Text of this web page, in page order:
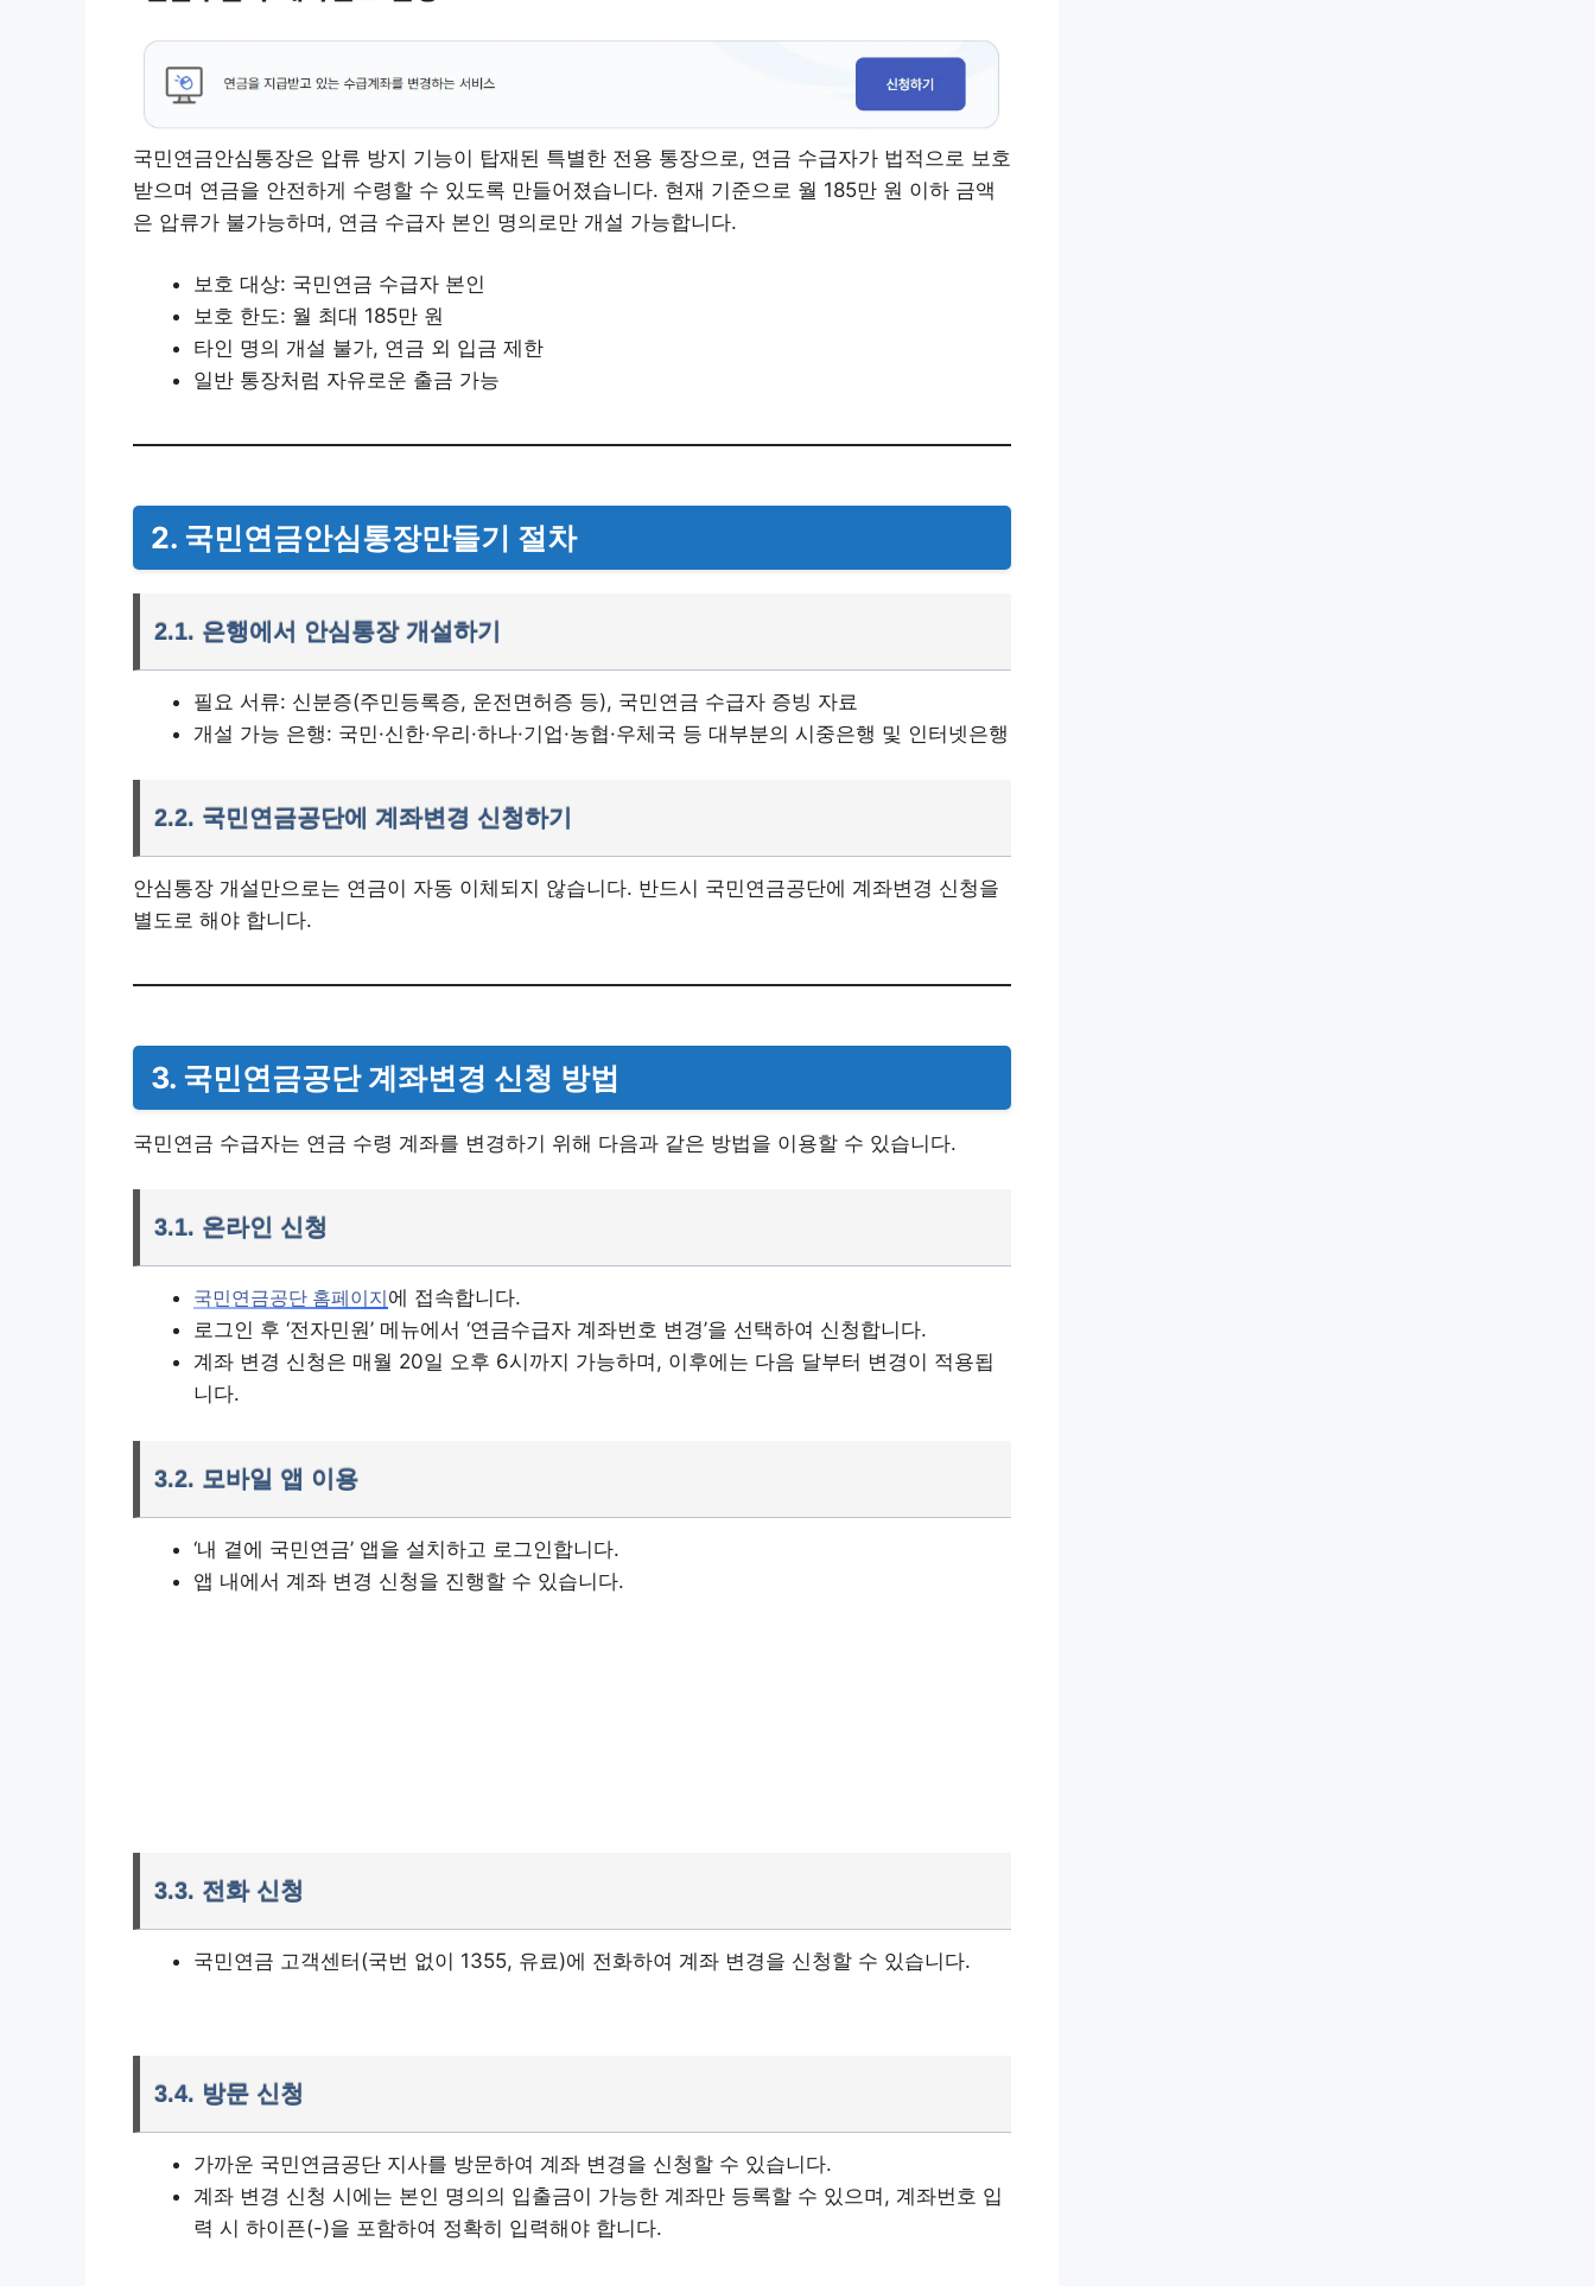
국민연금안심통장은 압류 방지 기능이 탑재된 특별한 전용 통장으로, 연금 수급자가 법적으로 보호
받으며 연금을 안전하게 수령할 수 있도록 만들어졌습니다. 현재 기준으로 월 185만 원 이하 금액
은 압류가 불가능하며, 연금 수급자 본인 명의로만 개설 가능합니다.
보호 대상: 국민연금 수급자 본인
보호 한도: 월 최대 185만 원
타인 명의 개설 불가, 연금 외 입금 제한
일반 통장처럼 자유로운 출금 가능
2. 국민연금안심통장만들기 절차
2.1. 은행에서 안심통장 개설하기
필요 서류: 신분증(주민등록증, 운전면허증 등), 국민연금 수급자 증빙 자료
개설 가능 은행: 국민·신한·우리·하나·기업·농협·우체국 등 대부분의 시중은행 및 인터넷은행
2.2. 국민연금공단에 계좌변경 신청하기
안심통장 개설만으로는 연금이 자동 이체되지 않습니다. 반드시 국민연금공단에 계좌변경 신청을
별도로 해야 합니다.
3. 국민연금공단 계좌변경 신청 방법
국민연금 수급자는 연금 수령 계좌를 변경하기 위해 다음과 같은 방법을 이용할 수 있습니다.
3.1. 온라인 신청
국민연금공단 홈페이지 에 접속합니다.
로그인 후 ‘전자민원’ 메뉴에서 ‘연금수급자 계좌번호 변경’을 선택하여 신청합니다.
계좌 변경 신청은 매월 20일 오후 6시까지 가능하며, 이후에는 다음 달부터 변경이 적용됩
니다.
3.2. 모바일 앱 이용
‘내 곁에 국민연금’ 앱을 설치하고 로그인합니다.
앱 내에서 계좌 변경 신청을 진행할 수 있습니다.
3.3. 전화 신청
국민연금 고객센터(국번 없이 1355, 유료)에 전화하여 계좌 변경을 신청할 수 있습니다.
3.4. 방문 신청
가까운 국민연금공단 지사를 방문하여 계좌 변경을 신청할 수 있습니다.
계좌 변경 신청 시에는 본인 명의의 입출금이 가능한 계좌만 등록할 수 있으며, 계좌번호 입
력 시 하이픈(-)을 포함하여 정확히 입력해야 합니다.